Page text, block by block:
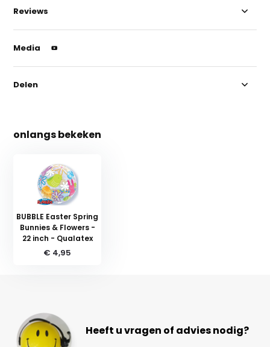
Reviews
Media
Delen
onlangs bekeken
BUBBLE Easter Spring
Bunnies & Flowers -
22 inch - Qualatex
€ 4,95
Heeft u vragen of advies nodig?